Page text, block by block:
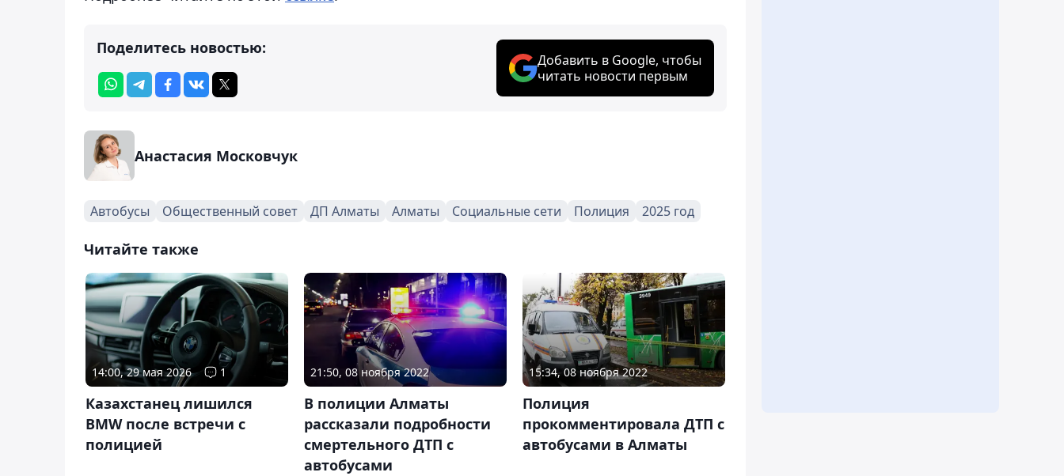
Поделитесь новостью:
Добавить в Google, чтобы
читать новости первым
Анастасия Московчук
Автобусы Общественный совет ДП Алматы Алматы Социальные сети Полиция 2025 год
Читайте также
14:00, 29 мая 2026 1
Казахстанец лишился
BMW после встречи с
полицией
21:50, 08 ноября 2022
В полиции Алматы
рассказали подробности
смертельного ДТП с
автобусами
15:34, 08 ноября 2022
Полиция
прокомментировала ДТП с
автобусами в Алматы